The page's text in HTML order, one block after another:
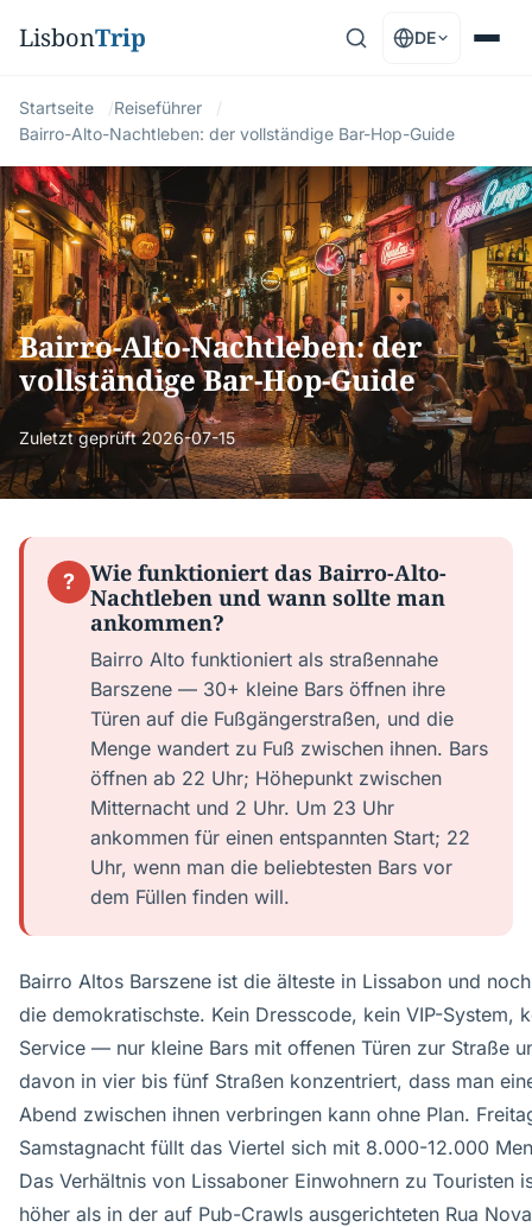
LisbonTrip DE
Startseite
Reiseführer
Bairro-Alto-Nachtleben: der vollständige Bar-Hop-Guide
Bairro-Alto-Nachtleben: der
vollständige Bar-Hop-Guide
Zuletzt geprüft2026-07-15
?
Wie funktioniert das Bairro-Alto-
Nachtleben und wann sollte man
ankommen?
Bairro Alto funktioniert als straßennahe
Barszene — 30+ kleine Bars öffnen ihre
Türen auf die Fußgängerstraßen, und die
Menge wandert zu Fuß zwischen ihnen. Bars
öffnen ab 22 Uhr; Höhepunkt zwischen
Mitternacht und 2 Uhr. Um 23 Uhr
ankommen für einen entspannten Start; 22
Uhr, wenn man die beliebtesten Bars vor
dem Füllen finden will.
Bairro Altos Barszene ist die älteste in Lissabon und
die demokratischste. Kein Dresscode, kein VIP-System,
Service — nur kleine Bars mit offenen Türen zur Straße
davon in vier bis fünf Straßen konzentriert, dass man
Abend zwischen ihnen verbringen kann ohne Plan.
Samstagnacht füllt das Viertel sich mit 8.000-12.000
Das Verhältnis von Lissaboner Einwohnern zu Touristen
höher als in der auf Pub-Crawls ausgerichteten Rua